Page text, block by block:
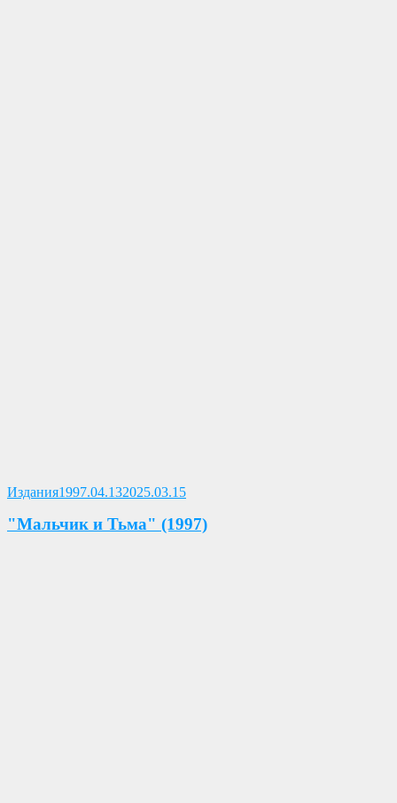
ИзданияОпубликовано
1997.04.132025.03.15
"Мальчик и Тьма" (1997)